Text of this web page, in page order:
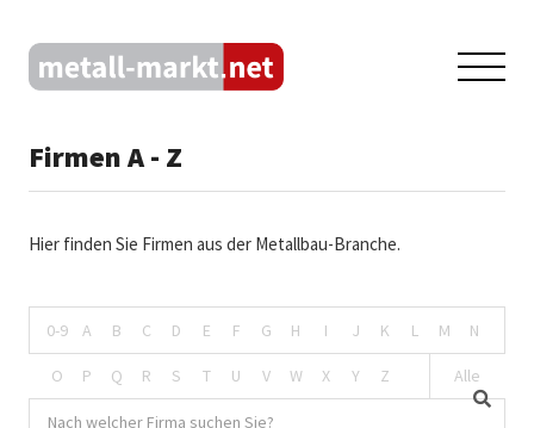
Firmen A - Z
Hier finden Sie Firmen aus der Metallbau-Branche.
0-9 A B C D E F G H I J K L M N
O P Q R S T U V W X Y Z Alle